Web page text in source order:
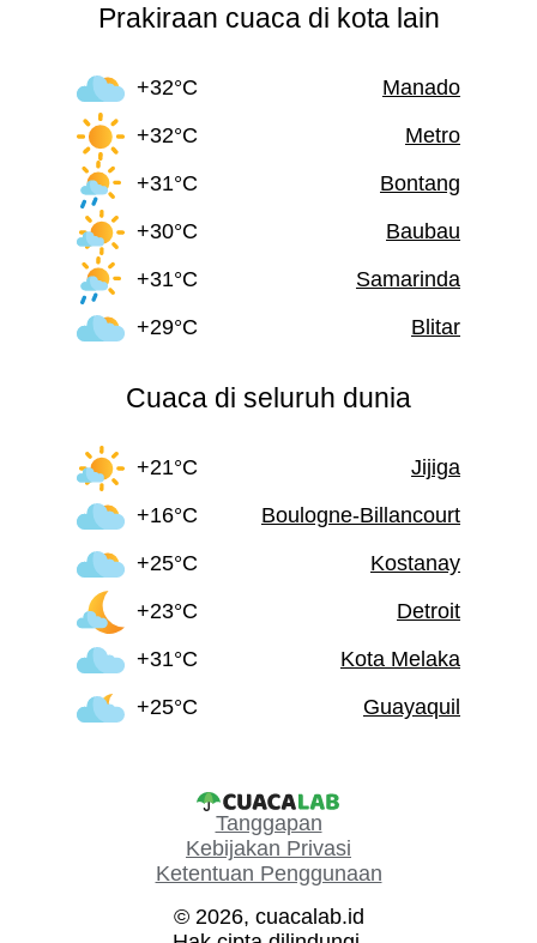
Prakiraan cuaca di kota lain
+32°C
Manado
+32°C
Metro
+31°C
Bontang
+30°C
Baubau
+31°C
Samarinda
+29°C
Blitar
Cuaca di seluruh dunia
+21°C
Jijiga
+16°C
Boulogne-Billancourt
+25°C
Kostanay
+23°C
Detroit
+31°C
Kota Melaka
+25°C
Guayaquil
Tanggapan
Kebijakan Privasi
Ketentuan Penggunaan
© 2026, cuacalab.id